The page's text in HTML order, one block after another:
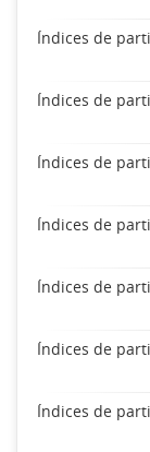
Índices de
Índices de
Índices de
Índices de
Índices de
Índices de
Índices de